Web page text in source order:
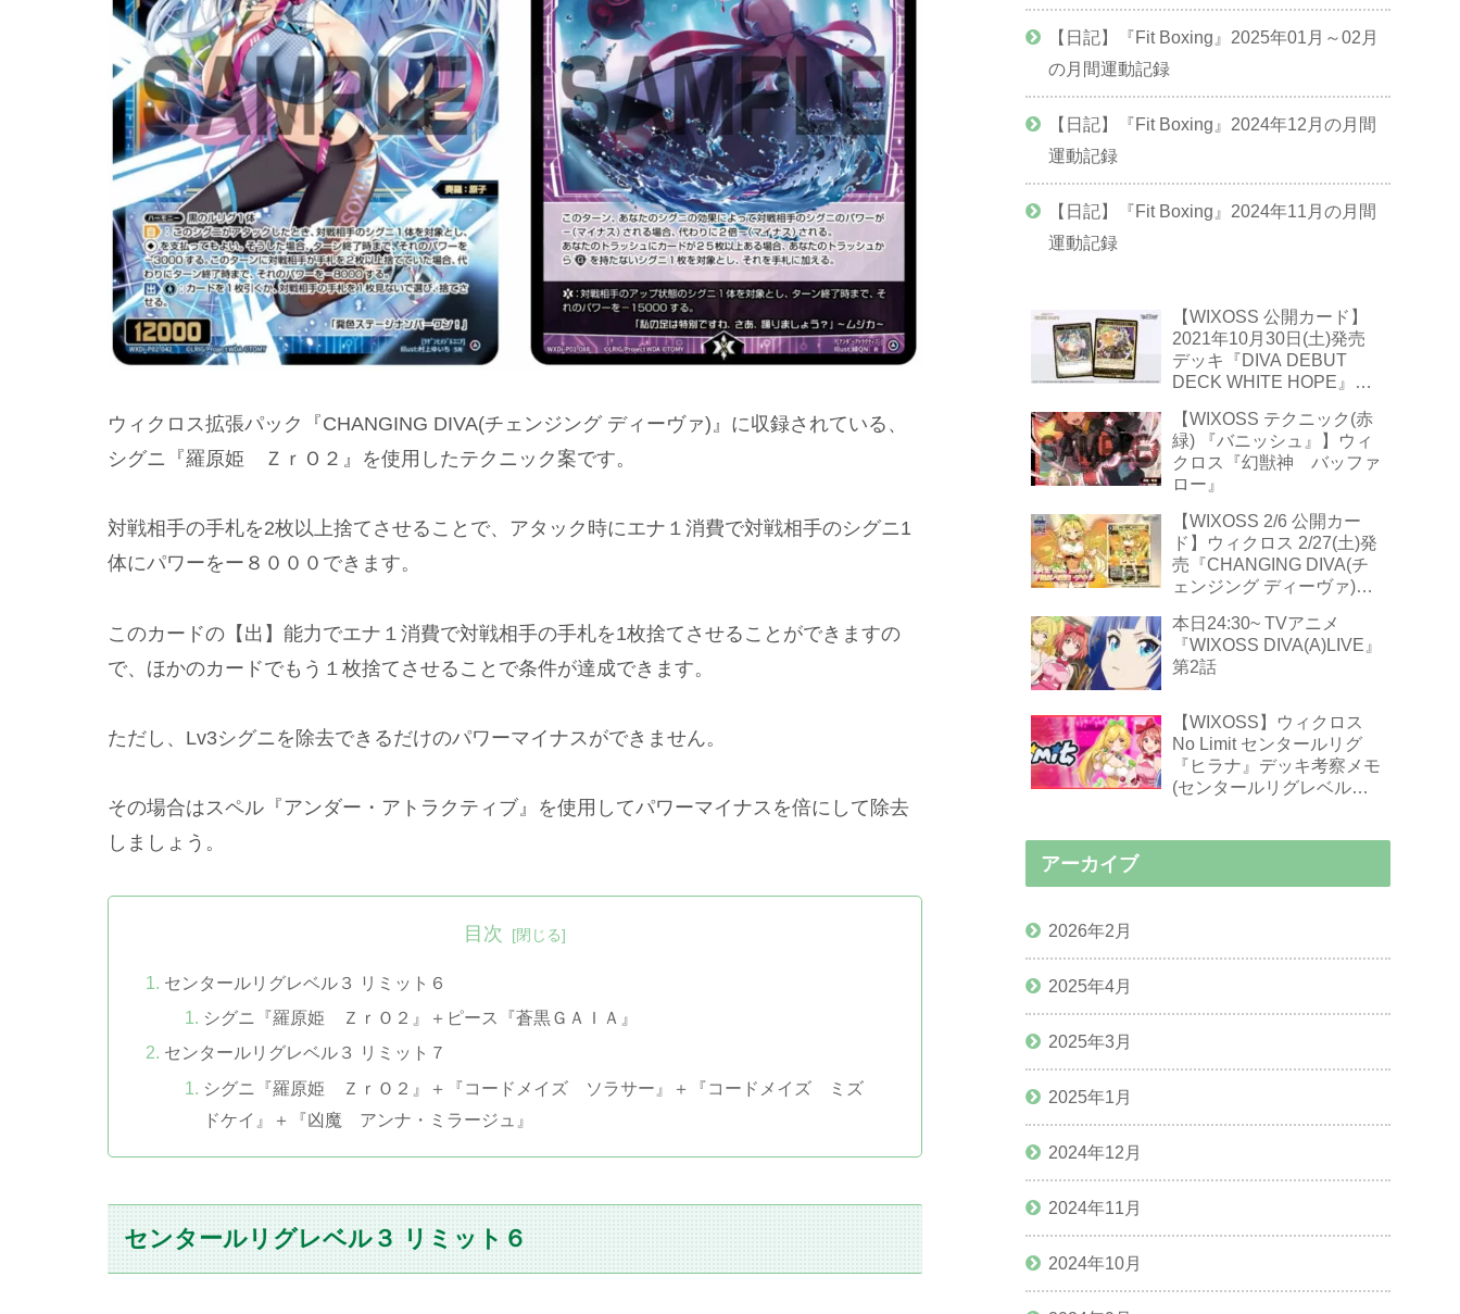
ウィクロス拡張パック『CHANGING DIVA(チェンジング ディーヴァ)』に収録されている、
シグニ『羅原姫 ＺｒＯ２』を使用したテクニック案です。
対戦相手の手札を2枚以上捨てさせることで、アタック時にエナ１消費で対戦相手のシグニ1
体にパワーをー８０００できます。
このカードの【出】能力でエナ１消費で対戦相手の手札を1枚捨てさせることができますの
で、ほかのカードでもう１枚捨てさせることで条件が達成できます。
ただし、Lv3シグニを除去できるだけのパワーマイナスができません。
その場合はスペル『アンダー・アトラクティブ』を使用してパワーマイナスを倍にして除去
しましょう。
目次
センタールリグレベル３ リミット６
シグニ『羅原姫 ＺｒＯ２』＋ピース『蒼黒ＧＡＩＡ』
センタールリグレベル３ リミット７
シグニ『羅原姫 ＺｒＯ２』＋『コードメイズ ソラサー』＋『コードメイズ ミズ
ドケイ』＋『凶魔 アンナ・ミラージュ』
センタールリグレベル３ リミット６
【日記】『Fit Boxing』2025年01月～02月
の月間運動記録
【日記】『Fit Boxing』2024年12月の月間
運動記録
【日記】『Fit Boxing』2024年11月の月間
運動記録
【WIXOSS 公開カード】
2021年10月30日(土)発売
デッキ『DIVA DEBUT
DECK WHITE HOPE』収
ビッグバイブル』
【WIXOSS テクニック(赤
緑) 『バニッシュ』】ウィ
クロス『幻獣神 バッファ
ロー』
【WIXOSS 2/6 公開カー
ド】ウィクロス 2/27(土)発
売『CHANGING DIVA(チ
ェンジング ディーヴァ)』
へ前進 アキノ』＋8種
本日24:30~ TVアニメ
『WIXOSS DIVA(A)LIVE』
第2話
【WIXOSS】ウィクロス
No Limit センタールリグ
『ヒラナ』デッキ考察メモ
(センタールリグレベル３
アーカイブ
2026年2月
2025年4月
2025年3月
2025年1月
2024年12月
2024年11月
2024年10月